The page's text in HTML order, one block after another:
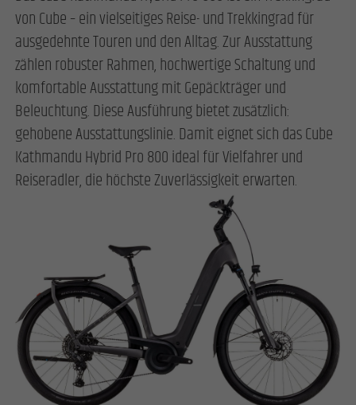
von Cube – ein vielseitiges Reise- und Trekkingrad für
ausgedehnte Touren und den Alltag. Zur Ausstattung
zählen robuster Rahmen, hochwertige Schaltung und
komfortable Ausstattung mit Gepäckträger und
Beleuchtung. Diese Ausführung bietet zusätzlich:
gehobene Ausstattungslinie. Damit eignet sich das Cube
Kathmandu Hybrid Pro 800 ideal für Vielfahrer und
Reiseradler, die höchste Zuverlässigkeit erwarten.